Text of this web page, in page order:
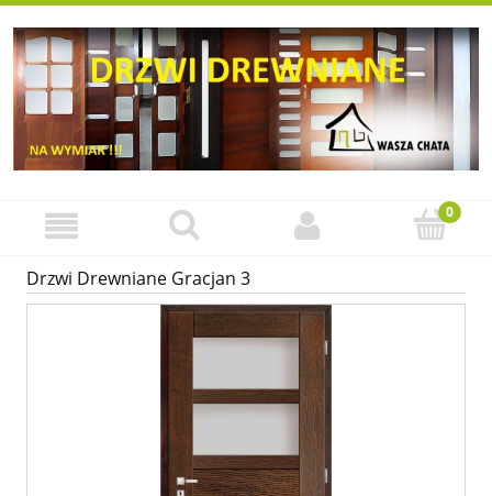
Drzwi Drewniane Gracjan 3